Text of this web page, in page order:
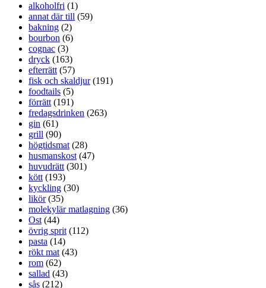
alkoholfri (1)
annat där till (59)
bakning (2)
bourbon (6)
cognac (3)
dryck (163)
efterrätt (57)
fisk och skaldjur(191)
foodtails (5)
förrätt (191)
fredagsdrinken (263)
gin (61)
grill (90)
högtidsmat (28)
husmanskost (47)
huvudrätt (301)
kött (193)
kyckling (30)
likör(35)
molekylär matlagning (36)
Ost (44)
övrig sprit (112)
pasta (14)
rökt mat (43)
rom (62)
sallad (43)
sås (212)